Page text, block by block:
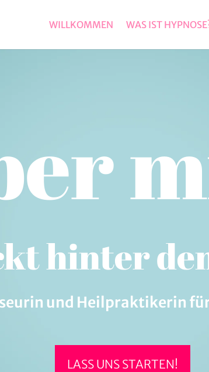
WILLKOMMEN WAS IST
hinter
und Heilpraktikerin
LASS UNS STARTEN!